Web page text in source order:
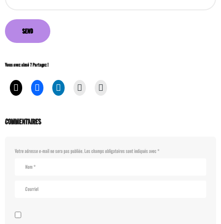
Vous avez aimé ? Partagez !
COMMENTAIRES
Votre adresse e-mail ne sera pas publiée. Les champs obligatoires sont indiqués avec*